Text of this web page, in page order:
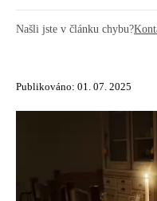
Našli jste v článku chybu?
Publikováno: 01. 07. 2025